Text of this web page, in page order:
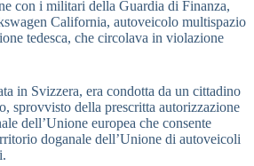
con i militari della Guardia di Finanza,
California, autoveicolo multispazio
tedesca, che circolava in violazione
in Svizzera, era condotta da un cittadino
sprovvisto della prescritta autorizzazione
dell’Unione europea che consente
doganale dell’Unione di autoveicoli